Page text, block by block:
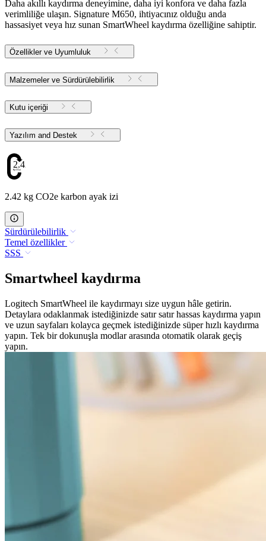
Daha akıllı kaydırma deneyimine, daha iyi konfora ve daha fazla
verimliliğe ulaşın. Signature M650, ihtiyacınız olduğu anda
hassasiyet veya hız sunan SmartWheel kaydırma özelliğine sahiptir.
Özellikler ve Uyumluluk
Malzemeler ve Sürdürülebilirlik
Kutu içeriği
Yazılım and Destek
2.42
2.42 kg CO2e karbon ayak izi
Sürdürülebilirlik
Temel özellikler
SSS
Smartwheel kaydırma
Logitech SmartWheel ile kaydırmayı size uygun hâle getirin.
Detaylara odaklanmak istediğinizde satır satır hassas kaydırma yapın
ve uzun sayfaları kolayca geçmek istediğinizde süper hızlı kaydırma
yapın. Tek bir dokunuşla modlar arasında otomatik olarak geçiş
yapın.